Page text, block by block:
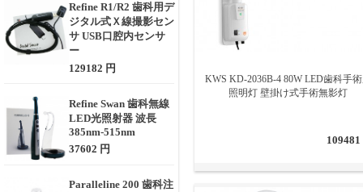
Refine R1/R2 歯科用デ
ジタル式Ｘ線撮影セン
サ USB口腔内センサ
ー
129182 円
Refine Swan 歯科無線
LED光照射器 波長
385nm-515nm
37602 円
Paralleline 200 歯科注
KWS KD-2036B-4 80W LED歯科手
照明灯 壁掛け式手術無影灯
109481